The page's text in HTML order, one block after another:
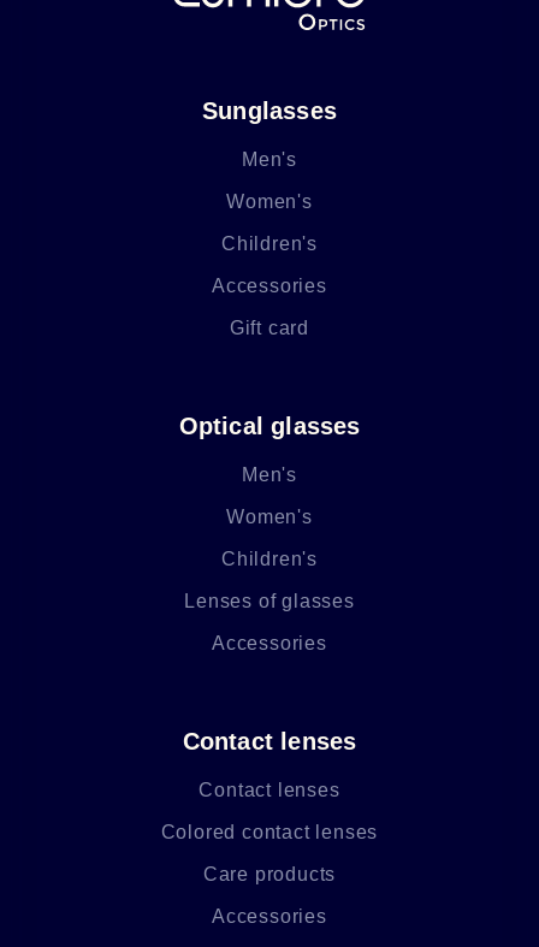
Sunglasses
Men's
Women's
Children's
Accessories
Gift card
Optical glasses
Men's
Women's
Children's
Lenses of glasses
Accessories
Contact lenses
Contact lenses
Colored contact lenses
Care products
Accessories